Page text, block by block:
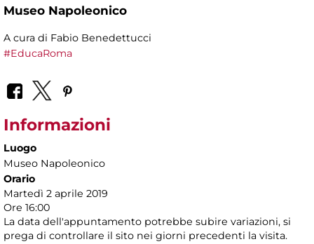
Museo Napoleonico
A cura di Fabio Benedettucci
#EducaRoma
Informazioni
Luogo
Museo Napoleonico
Orario
Martedì 2 aprile 2019
Ore 16:00
La data dell'appuntamento potrebbe subire variazioni, si
prega di controllare il sito nei giorni precedenti la visita.